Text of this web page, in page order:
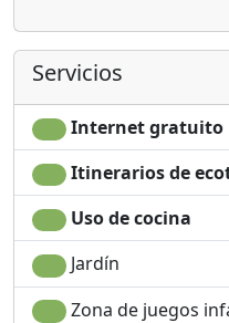
Servicios
Internet gratuito
Itinerarios de
Uso de cocina
Jardín
Zona de juegos